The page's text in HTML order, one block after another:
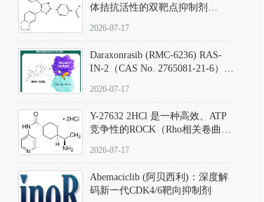
体拮抗活性的双靶点抑制剂
D801067）
2026-07-17
Daraxonrasib (RMC-6236) RAS-
IN-2（CAS No. 2765081-21-6）：
向KRAS/NRAS/HRAS的广谱RAS
2026-07-17
Y-27632 2HCl 是一种高效、ATP
竞争性的ROCK（Rho相关卷曲螺
同等抑制ROCK1与ROCK2；其通
过精准嵌入激酶的ATP结合位点
发挥抑制作用，对ROCK1和
ROCK2的解离常数（Ki）分别为
2026-07-17
Abemaciclib (阿贝西利)：深度解
码新一代CDK4/6靶向抑制剂